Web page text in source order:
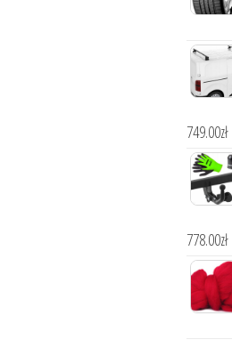
749.00zł
778.00zł